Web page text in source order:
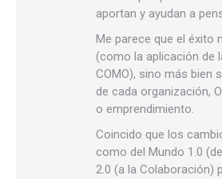
aportan y ayudan a
Me parece que el éxito
(como la aplicación de
COMO), sino más bien
de cada organización,
o emprendimiento.
Coincido que los
como del Mundo 1.0
2.0 (a la Colaboración)